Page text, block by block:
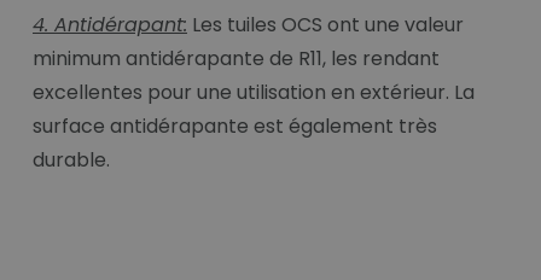
4. Antidérapant: Les tuiles OCS ont une valeur
minimum antidérapante de R11, les rendant
excellentes pour une utilisation en extérieur. La
surface antidérapante est également très
durable.